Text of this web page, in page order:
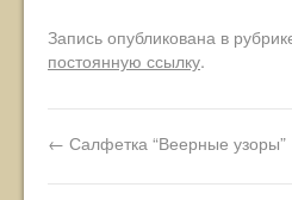
Запись опубликована в
постоянную ссылку.
← Салфетка “Веерные узоры”